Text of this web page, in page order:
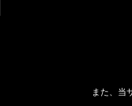
また、当